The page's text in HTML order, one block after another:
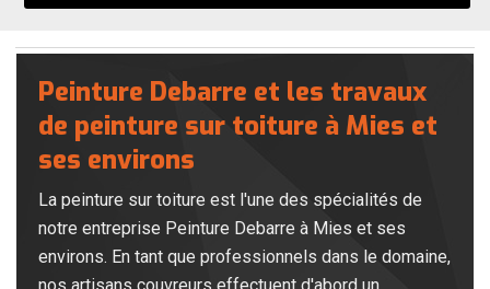
Peinture Debarre et les travaux
de peinture sur toiture à Mies et
ses environs
La peinture sur toiture est l'une des spécialités de
notre entreprise Peinture Debarre à Mies et ses
environs. En tant que professionnels dans le domaine,